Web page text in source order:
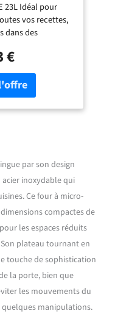
14
Tournant en
Niveaux de
Cuisson
Sécurité
23L Idéal pour
vos recettes,
dans des
DIGITAL
plus grande
puissance et de
cuisson adaptés à
de réaliser vos
poisson,
plus facilement
Cuisson
: Pour
vos aliments,
poids de
le temps et
onde
de tout. Le
tout
parfait
€
par son design
inoxydable qui
Ce four à micro-
compactes de
les espaces réduits
plateau tournant en
touche de sophistication
la porte, bien que
les mouvements du
quelques manipulations.